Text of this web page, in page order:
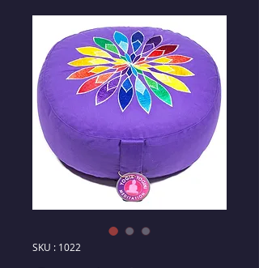
SKU : 1022